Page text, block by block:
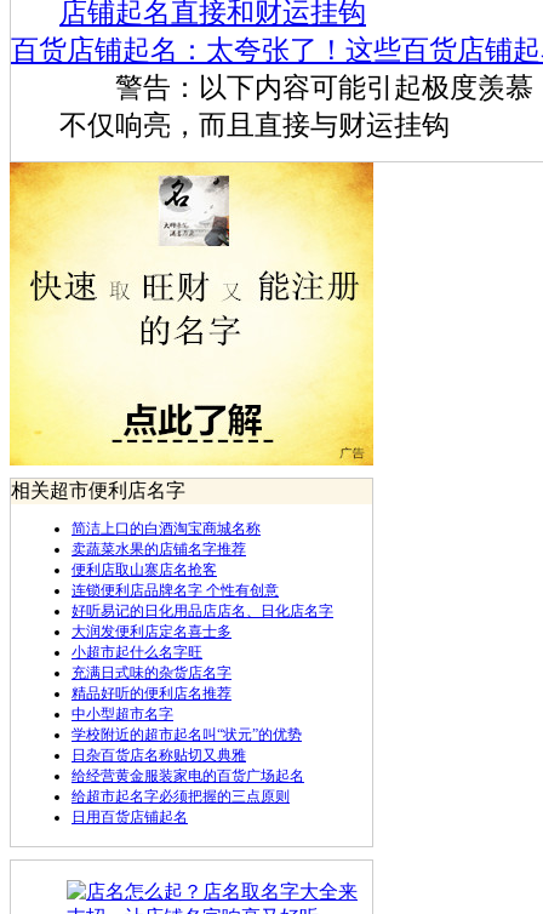
百货店铺起名：太夸张了！这些百货店铺
警告：以下内容可能引起极度羡慕
不仅响亮，而且直接与财运挂钩
相关超市便利店名字
简洁上口的白酒淘宝商城名称
卖蔬菜水果的店铺名字推荐
便利店取山寨店名抢客
连锁便利店品牌名字 个性有创意
好听易记的日化用品店店名、日化店名字
大润发便利店定名喜士多
小超市起什么名字旺
充满日式味的杂货店名字
精品好听的便利店名推荐
中小型超市名字
学校附近的超市起名叫“状元”的优势
日杂百货店名称贴切又典雅
给经营黄金服装家电的百货广场起名
给超市起名字必须把握的三点原则
日用百货店铺起名